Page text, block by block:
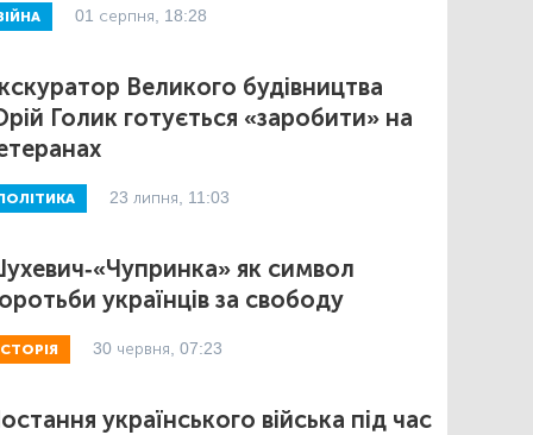
01 серпня, 18:28
Великого будівництва
Голик готується «заробити» на
23 липня, 11:03
«Чупринка» як символ
українців за свободу
30 червня, 07:23
українського війська під час